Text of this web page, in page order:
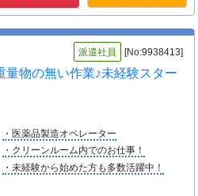
派遣社員 [No:9938413]
物の無い作業♪未経験スター
・医薬品製造オペレーター
・クリーンルーム内でのお仕事！
・未経験から始めた方も多数活躍中！